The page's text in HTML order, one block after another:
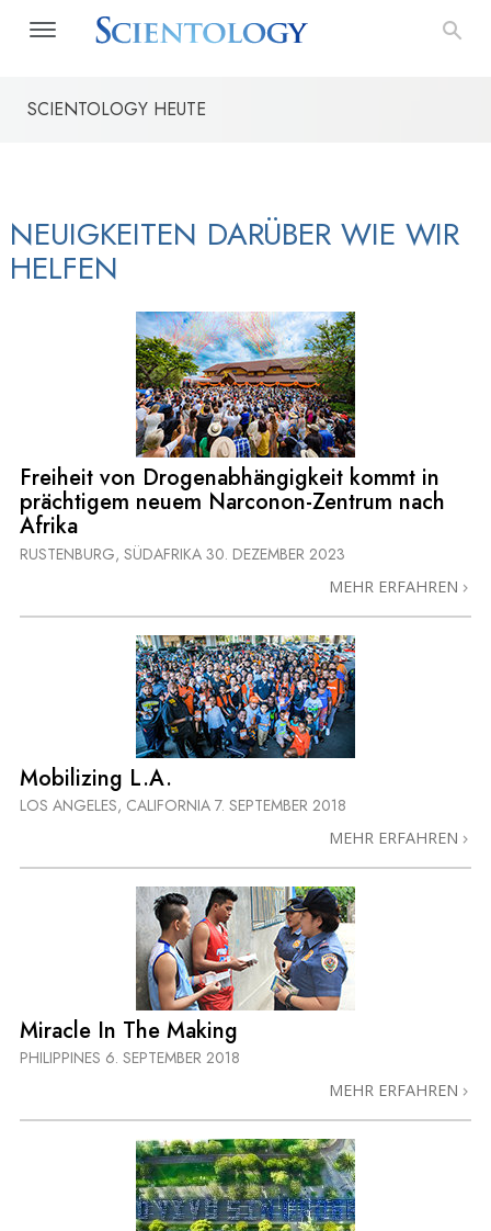
SCIENTOLOGY HEUTE
NEUIGKEITEN DARÜBER WIE WIR
HELFEN
Freiheit von Drogenabhängigkeit kommt in
prächtigem neuem Narconon-Zentrum nach
Afrika
RUSTENBURG, SÜDAFRIKA 30. DEZEMBER 2023
MEHR ERFAHREN
Mobilizing L.A.
LOS ANGELES, CALIFORNIA 7. SEPTEMBER 2018
MEHR ERFAHREN
Miracle In The Making
PHILIPPINES 6. SEPTEMBER 2018
MEHR ERFAHREN